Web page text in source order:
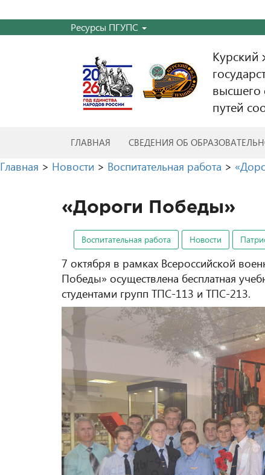
Ресурсы ПГУПС
Курский
высшего
путей
ГЛАВНАЯ СВЕДЕНИЯ ОБ
Главная > Новости > Воспитательная работа >
«Дороги Победы»
Воспитательная работа Новости
7 октября в рамках Всероссийской
Победы» осуществлена бесплатная
студентами групп ТПС-113 и ТПС-213.